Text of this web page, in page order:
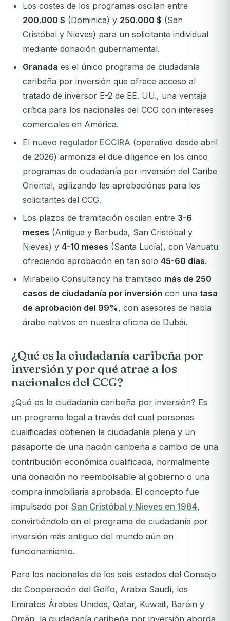
Los costes de los programas oscilan entre
200.000 $ (Dominica) y 250.000 $ (San
Cristóbal y Nieves) para un solicitante individual
mediante donación gubernamental.
Granada es el único programa de ciudadanía
caribeña por inversión que ofrece acceso al
tratado de inversor E-2 de EE. UU., una ventaja
crítica para los nacionales del CCG con intereses
comerciales en América.
El nuevo regulador ECCIRA (operativo desde abril
de 2026) armoniza el due diligence en los cinco
programas de ciudadanía por inversión del Caribe
Oriental, agilizando las aprobaciónes para los
solicitantes del CCG.
Los plazos de tramitación oscilan entre 3-6
meses (Antigua y Barbuda, San Cristóbal y
Nieves) y 4-10 meses (Santa Lucía), con Vanuatu
ofreciendo aprobación en tan solo 45-60 días.
Mirabello Consultancy ha tramitado más de 250
casos de ciudadanía por inversión con una tasa
de aprobación del 99%, con asesores de habla
árabe nativos en nuestra oficina de Dubái.
¿Qué es la ciudadanía caribeña por
inversión y por qué atrae a los
nacionales del CCG?
¿Qué es la ciudadanía caribeña por inversión? Es
un programa legal a través del cual personas
cualificadas obtienen la ciudadanía plena y un
pasaporte de una nación caribeña a cambio de una
contribución económica cualificada, normalmente
una donación no reembolsable al gobierno o una
compra inmobiliaria aprobada. El concepto fue
impulsado por San Cristóbal y Nieves en 1984,
convirtiéndolo en el programa de ciudadanía por
inversión más antiguo del mundo aún en
funcionamiento.
Para los nacionales de los seis estados del Consejo
de Cooperación del Golfo, Arabia Saudí, los
Emiratos Árabes Unidos, Qatar, Kuwait, Baréin y
Omán, la ciudadanía caribeña por inversión aborda